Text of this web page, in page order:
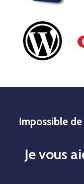
Impossible
Je vous